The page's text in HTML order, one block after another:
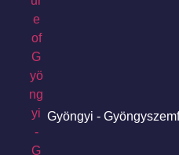
Gyöngyi -